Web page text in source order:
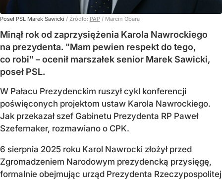
Poseł PSL Marek Sawicki / Źródło: PAP / Marcin Obara
Minął rok od zaprzysiężenia Karola Nawrockiego
na prezydenta. "Mam pewien respekt do tego,
co robi" – ocenił marszałek senior Marek Sawicki,
poseł PSL.
W Pałacu Prezydenckim ruszył cykl konferencji
poświęconych projektom ustaw Karola Nawrockiego.
Jak przekazał szef Gabinetu Prezydenta RP Paweł
Szefernaker, rozmawiano o CPK.
6 sierpnia 2025 roku Karol Nawrocki złożył przed
Zgromadzeniem Narodowym prezydencką przysięgę,
formalnie obejmując urząd Prezydenta Rzeczypospolitej